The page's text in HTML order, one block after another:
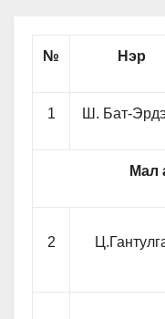
№ Нэр
1 Ш. Бат-
Мал
2